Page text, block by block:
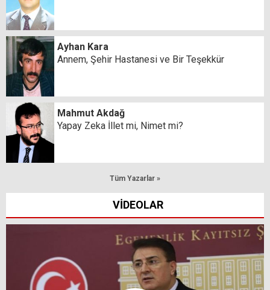
Ayhan Kara
Annem, Şehir Hastanesi ve Bir Teşekkür
Mahmut Akdağ
Yapay Zeka İllet mi, Nimet mi?
Tüm Yazarlar »
VİDEOLAR